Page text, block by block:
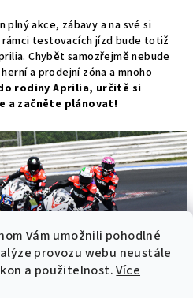
Vám umožnili pohodlné
provozu webu neustále
a použitelnost.Více
akce, zábavy a na své si
rámci testovacích jízd bude totiž
Chybět samozřejmě nebude
a prodejní zóna a mnoho
rodiny Aprilia, určitě si
a začněte plánovat!